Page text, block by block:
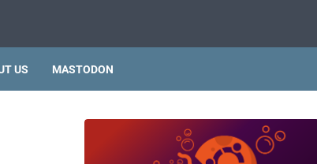
US MASTODON